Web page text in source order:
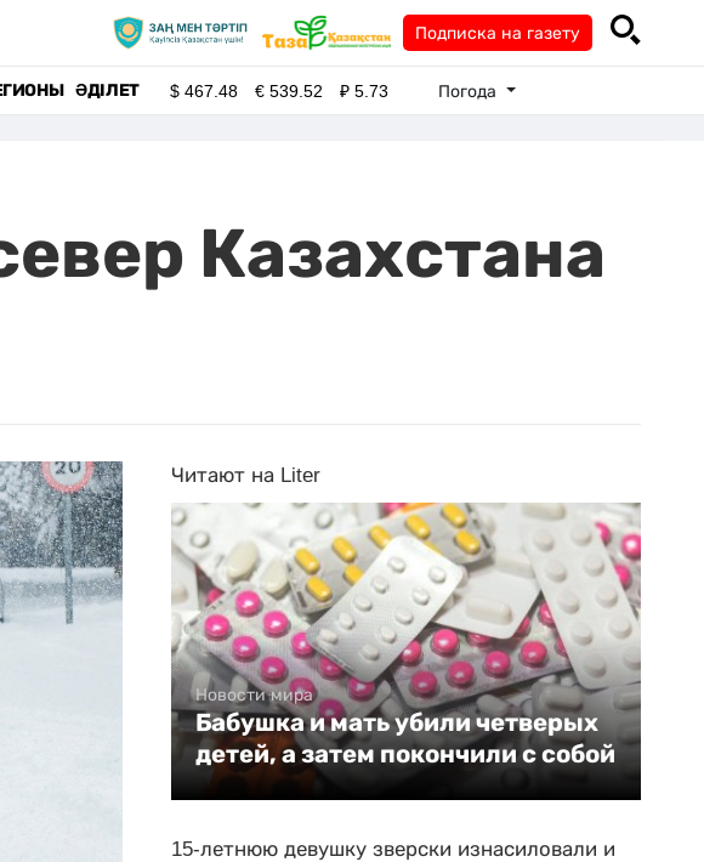
Подписка на газету
ӘДІЛЕТ $467.48 €539.52 ₽5.73 Погода
Казахстана
Читают на Liter
Новости мира
Бабушка и мать убили четверых
детей, а затем покончили с собой
15-летнюю девушку зверски изнасиловали и